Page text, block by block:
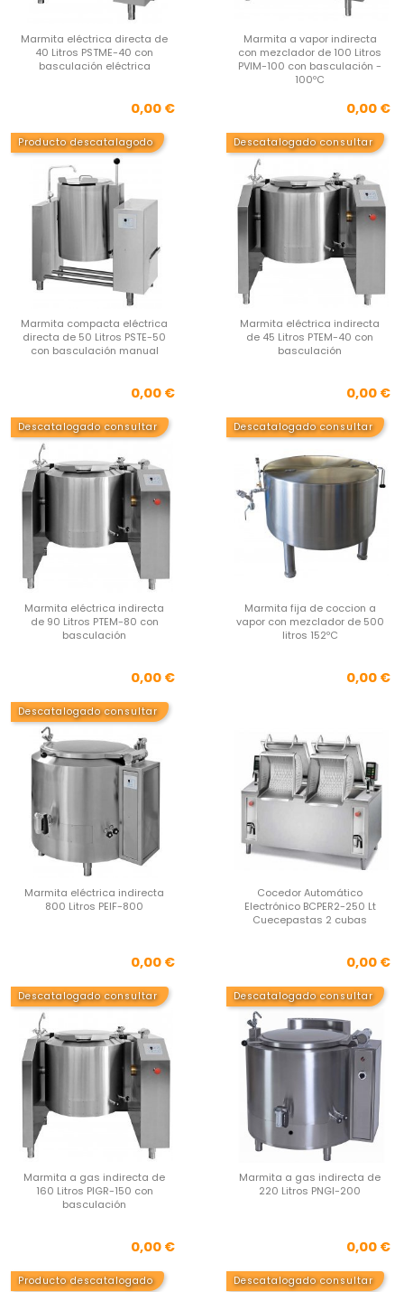
Marmita eléctrica directa de
40 Litros PSTME-40 con
basculación eléctrica
Precio
0,00 €
Marmita a vapor indirecta
con mezclador de 100 Litros
PVIM-100 con basculación -
100ºC
0,00 €
Producto descatalagodo
Marmita compacta eléctrica
directa de 50 Litros PSTE-50
con basculación manual
Precio
0,00 €
Descatalogado consultar
Marmita eléctrica indirecta
de 45 Litros PTEM-40 con
basculación
0,00 €
Descatalogado consultar
Marmita eléctrica indirecta
de 90 Litros PTEM-80 con
basculación
Precio
0,00 €
Descatalogado consultar
Marmita fija de coccion a
vapor con mezclador de 500
litros 152ºC
0,00 €
Descatalogado consultar
Marmita eléctrica indirecta
800 Litros PEIF-800
Precio
0,00 €
Cocedor Automático
Electrónico BCPER2-250 Lt
Cuecepastas 2 cubas
0,00 €
Descatalogado consultar
Marmita a gas indirecta de
160 Litros PIGR-150 con
basculación
Precio
0,00 €
Descatalogado consultar
Marmita a gas indirecta de
220 Litros PNGI-200
0,00 €
Producto descatalogado Descatalogado consultar